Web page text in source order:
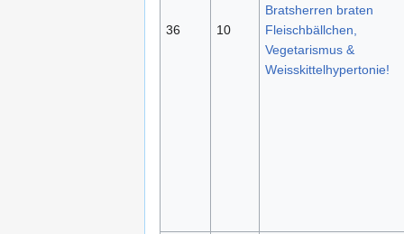
36 10
Bratsherren braten
Fleischbällchen,
Vegetarismus &
Weisskittelhypertonie!